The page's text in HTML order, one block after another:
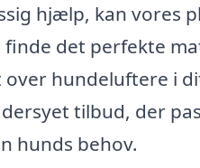
hjælp, kan vores
det perfekte
over hundeluftere i
tilbud, der
hunds behov.